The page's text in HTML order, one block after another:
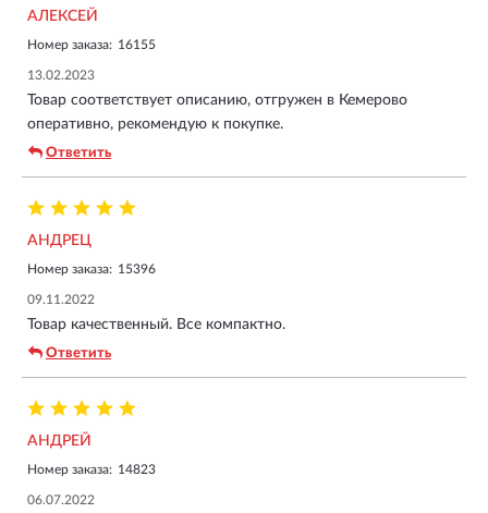
АЛЕКСЕЙ
Номер заказа: 16155
13.02.2023
Товар соответствует описанию, отгружен в Кемерово
оперативно, рекомендую к покупке.
Ответить
АНДРЕЦ
Номер заказа: 15396
09.11.2022
Товар качественный. Все компактно.
Ответить
АНДРЕЙ
Номер заказа: 14823
06.07.2022